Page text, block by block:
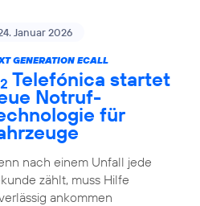
Januar 2026
GENERATION ECALL
2 Telefónica startet
Notruf-
für
nach einem Unfall jede
zählt, muss Hilfe
ankommen